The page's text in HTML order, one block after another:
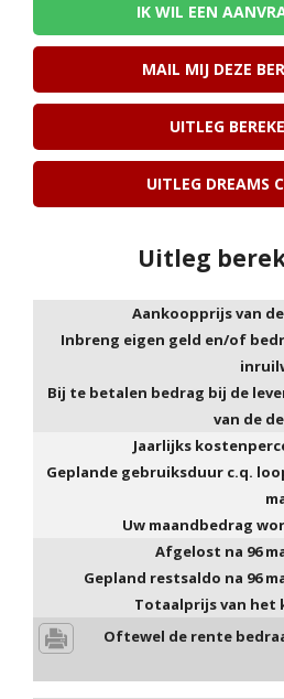
IK WIL EEN
MAIL MIJ DEZE
UITLEG
UITLEG DREAMS
Uitleg
Aankoopprijs van
Inbreng eigen geld en/of
Bij te betalen bedrag bij de
van de
Jaarlijks
Geplande gebruiksduur c.q.
Uw maandbedrag
Afgelost na 96
Gepland restsaldo na 96
Totaalprijs van het
Oftewel de rente